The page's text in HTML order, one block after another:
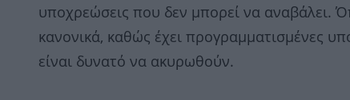
υποχρεώσεις που δεν μπορεί να αναβάλει.
κανονικά, καθώς έχει προγραμματισμένες
είναι δυνατό να ακυρωθούν.